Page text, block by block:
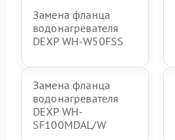
Замена фланца
водонагревателя
DEXP WH-W50FSS
Замена фланца
водонагревателя
DEXP WH-
SF100MDAL/W